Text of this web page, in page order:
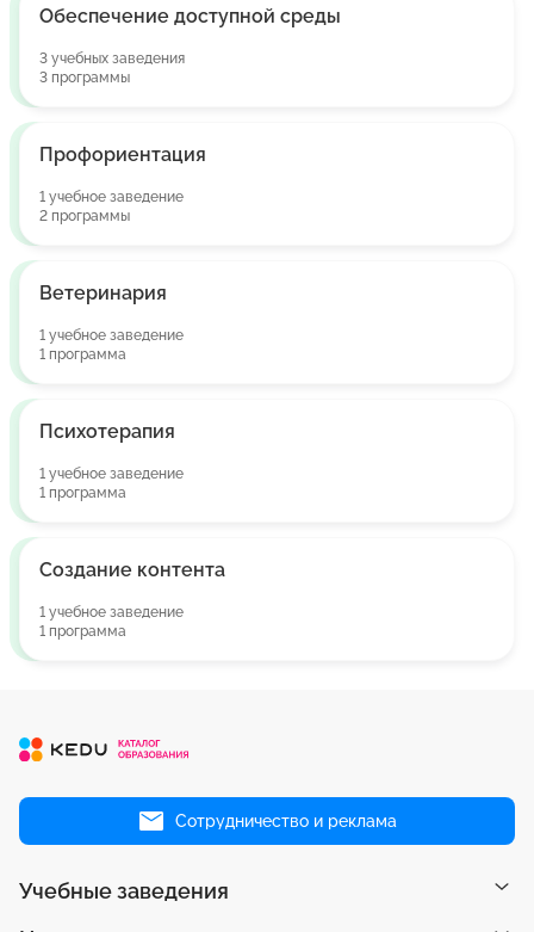
Обеспечение доступной среды
3 учебных заведения
3 программы
Профориентация
1 учебное заведение
2 программы
Ветеринария
1 учебное заведение
1 программа
Психотерапия
1 учебное заведение
1 программа
Создание контента
1 учебное заведение
1 программа
Сотрудничество и реклама
Учебные заведения